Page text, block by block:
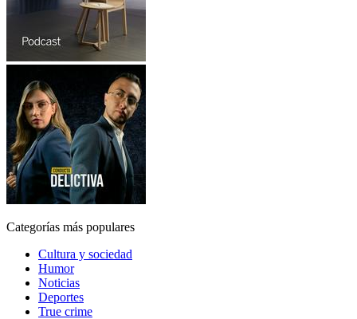
Categorías más populares
Cultura y sociedad
Humor
Noticias
Deportes
True crime